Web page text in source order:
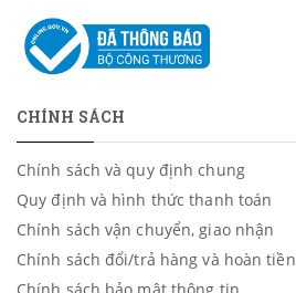
CHÍNH SÁCH
Chính sách và quy định chung
Quy định và hình thức thanh toán
Chính sách vận chuyển, giao nhận
Chính sách đổi/trả hàng và hoàn tiền